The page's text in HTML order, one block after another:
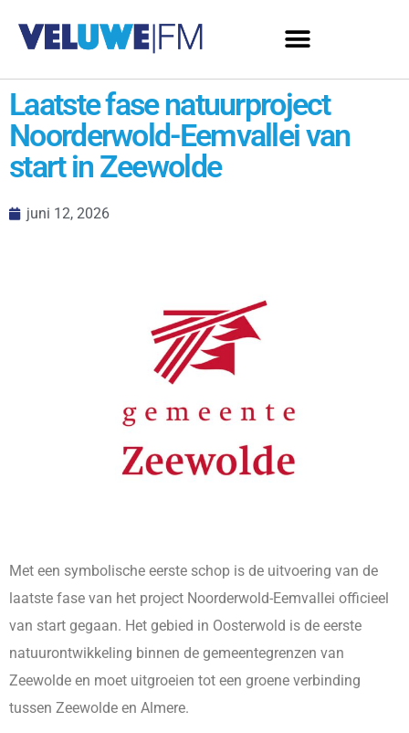
Laatste fase natuurproject
Noorderwold-Eemvallei van
start in Zeewolde
juni 12, 2026
Met een symbolische eerste schop is de uitvoering van de
laatste fase van het project Noorderwold-Eemvallei officieel
van start gegaan. Het gebied in Oosterwold is de eerste
natuurontwikkeling binnen de gemeentegrenzen van
Zeewolde en moet uitgroeien tot een groene verbinding
tussen Zeewolde en Almere.